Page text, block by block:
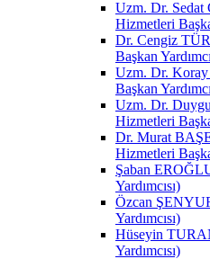
Uzm. Dr. Sedat
Hizmetleri
Dr. Cengiz
Başkan
Uzm. Dr.
Başkan
Uzm. Dr.
Hizmetleri
Dr. Murat
Hizmetleri
Şaban
Yardımcısı)
Özcan
Yardımcısı)
Hüseyin
Yardımcısı)